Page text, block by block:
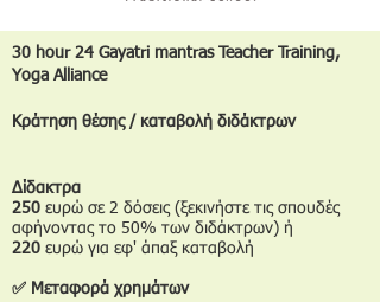
30 hour 24 Gayatri mantras Teacher Training,
Yoga Alliance
Κράτηση θέσης / καταβολή διδάκτρων
Δίδακτρα
250 ευρώ σε 2 δόσεις (ξεκινήστε τις σπουδές
αφήνοντας το 50% των διδάκτρων) ή
220 ευρώ για εφ' άπαξ καταβολή
✅ Μεταφορά χρημάτων